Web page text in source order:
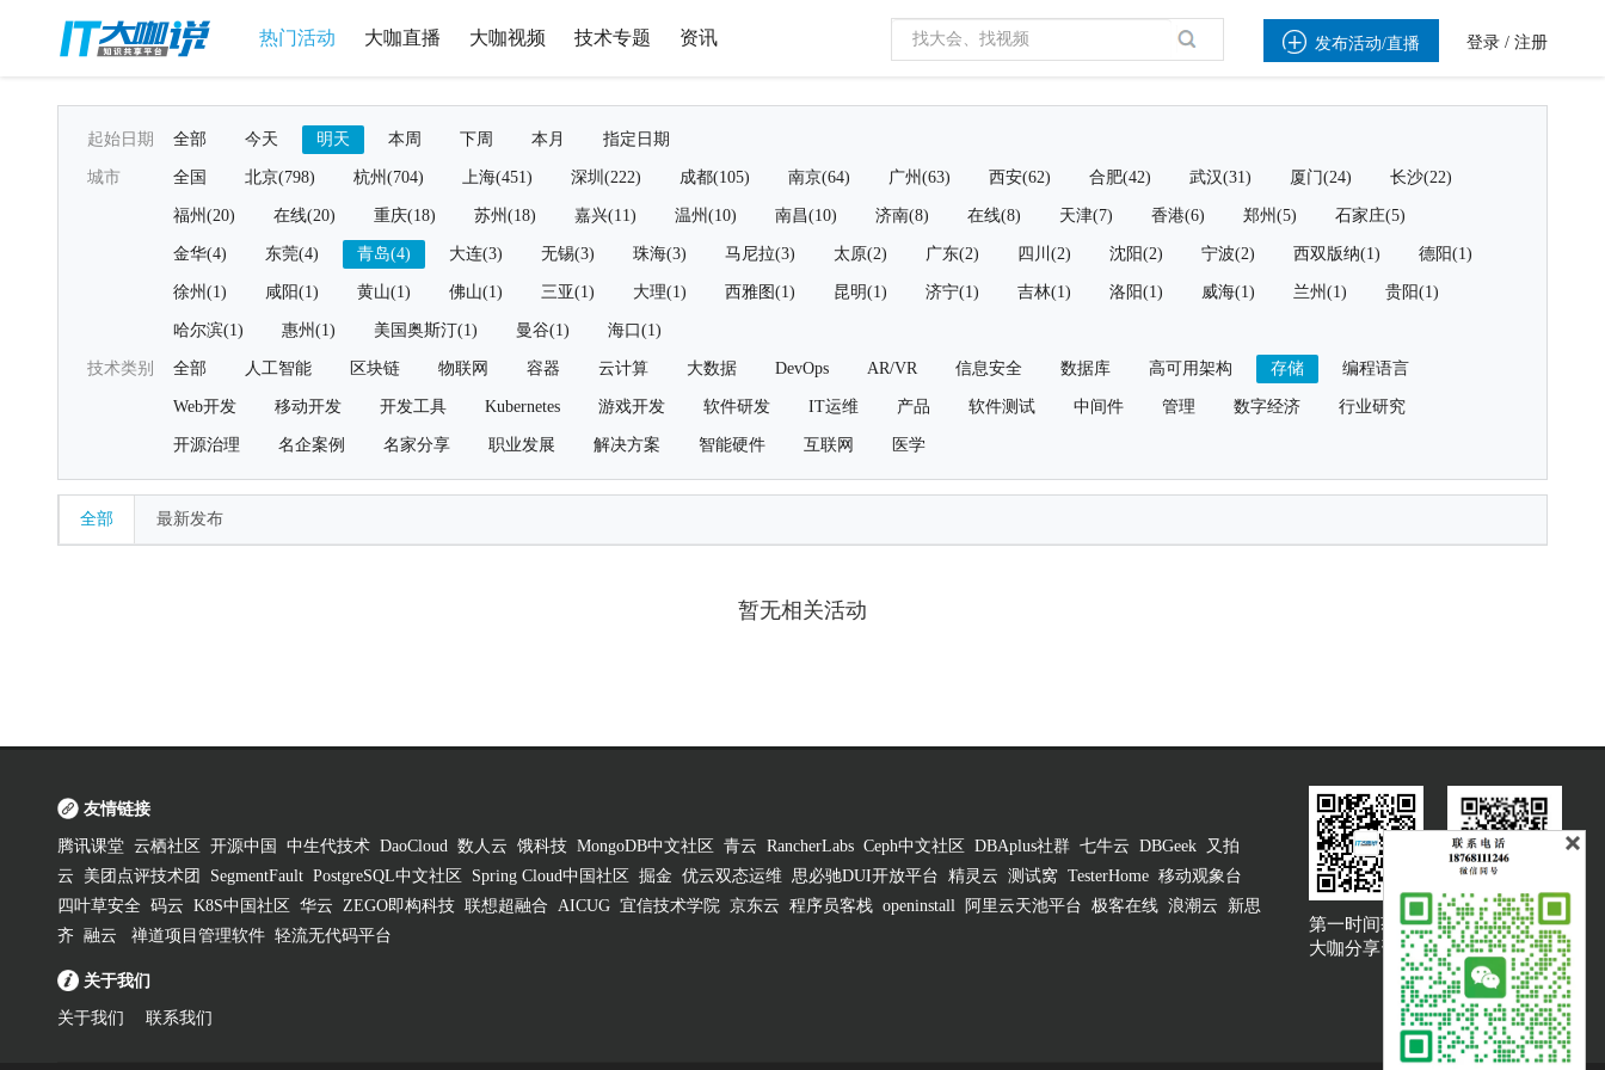
热门活动 大咖直播 大咖视频 技术专题 资讯  发布活动/直播 登录 / 注册
起始日期 全部 今天 明天 本周 下周 本月 指定日期
城市 全国 北京(798) 杭州(704) 上海(451) 深圳(222) 成都(105) 南京(64) 广州(63) 西安(62) 合肥(42) 武汉(31) 厦门(24) 长沙(22)
福州(20) 在线(20) 重庆(18) 苏州(18) 嘉兴(11) 温州(10) 南昌(10) 济南(8) 在线(8) 天津(7) 香港(6) 郑州(5) 石家庄(5)
金华(4) 东莞(4) 青岛(4) 大连(3) 无锡(3) 珠海(3) 马尼拉(3) 太原(2) 广东(2) 四川(2) 沈阳(2) 宁波(2) 西双版纳(1) 德阳(1)
徐州(1) 咸阳(1) 黄山(1) 佛山(1) 三亚(1) 大理(1) 西雅图(1) 昆明(1) 济宁(1) 吉林(1) 洛阳(1) 威海(1) 兰州(1) 贵阳(1)
哈尔滨(1) 惠州(1) 美国奥斯汀(1) 曼谷(1) 海口(1)
技术类别 全部 人工智能 区块链 物联网 容器 云计算 大数据 DevOps AR/VR 信息安全 数据库 高可用架构 存储 编程语言
Web开发 移动开发 开发工具 Kubernetes 游戏开发 软件研发 IT运维 产品 软件测试 中间件 管理 数字经济 行业研究
开源治理 名企案例 名家分享 职业发展 解决方案 智能硬件 互联网 医学
全部 最新发布
暂无相关活动
友情链接
腾讯课堂 云栖社区 开源中国 中生代技术 DaoCloud 数人云 饿科技 MongoDB中文社区 青云 RancherLabs Ceph中文社区 DBAplus社群 七牛云 DBGeek
又拍
云
美团点评技术团 SegmentFault PostgreSQL中文社区 Spring Cloud中国社区 掘金 优云双态运维 思必驰DUI开放平台 精灵云 测试窝 TesterHome 移动观象台
四叶草安全 码云 K8S中国社区 华云 ZEGO即构科技 联想超融合 AICUG 宜信技术学院 京东云 程序员客栈 openinstall 阿里云天池平台 极客在线 浪潮云
新思
齐 融云 禅道项目管理软件 轻流无代码平台
关于我们
关于我们 联系我们
第一时间获取
大咖分享资讯
大咖说吐槽客服